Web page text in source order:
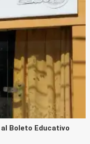
Boleto Educativo